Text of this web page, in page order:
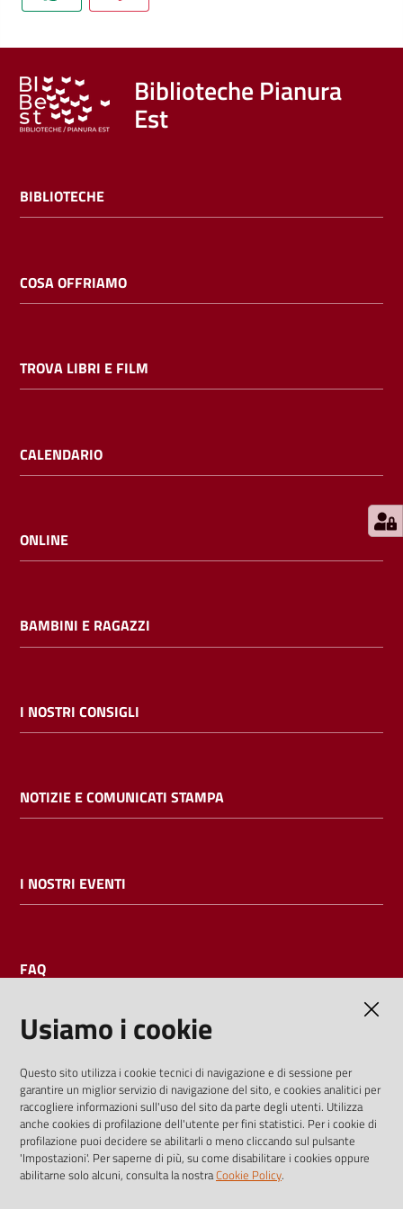
e
Calendario
Online
ragazzi
i
l
Cerca nei
cataloghi
Chiedi al
Biblioteche Pianura
Est
BIBLIOTECHE
COSA OFFRIAMO
TROVA LIBRI E FILM
CALENDARIO
ONLINE
BAMBINI E RAGAZZI
I NOSTRI CONSIGLI
NOTIZIE E COMUNICATI STAMPA
I NOSTRI EVENTI
FAQ
I dati personali pubblicati sono riutilizzabili solo alle condizioni
previste dalla direttiva comunitaria 2003/98/CE e dal d.lgs.
36/2006
Usiamo i cookie
Questo sito utilizza i cookie tecnici di navigazione e di sessione per
garantire un miglior servizio di navigazione del sito, e cookies analitici per
raccogliere informazioni sull'uso del sito da parte degli utenti. Utilizza
anche cookies di profilazione dell'utente per fini statistici. Per i cookie di
profilazione puoi decidere se abilitarli o meno cliccando sul pulsante
'Impostazioni'. Per saperne di più, su come disabilitare i cookies oppure
abilitarne solo alcuni, consulta la nostraCookie Policy.